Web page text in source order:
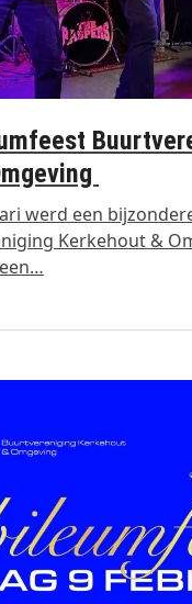
werd een
Kerkehout &